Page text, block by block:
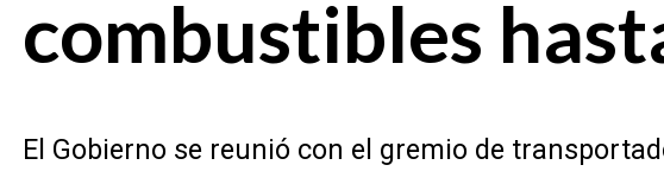
combustibles
El Gobierno se reunió con el gremio de